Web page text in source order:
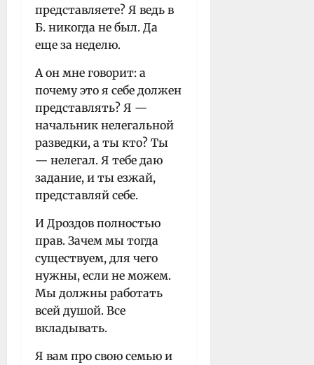
представляете? Я ведь в
Б. никогда не был. Да
еще за неделю.
А он мне говорит: а
почему это я себе должен
представлять? Я —
начальник нелегальной
разведки, а ты кто? Ты
— нелегал. Я тебе даю
задание, и ты езжай,
представляй себе.
И Дроздов полностью
прав. Зачем мы тогда
существуем, для чего
нужны, если не можем.
Мы должны работать
всей душой. Все
вкладывать.
Я вам про свою семью и